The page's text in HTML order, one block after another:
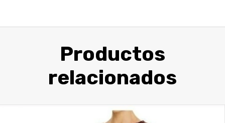
Productos
relacionados